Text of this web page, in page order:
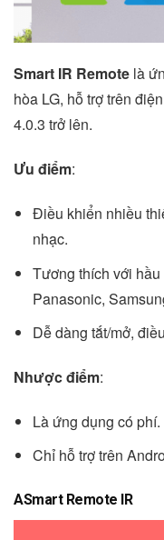
Smart IR Remote là
hòa LG, hỗ trợ trên
4.0.3 trở lên.
Ưu điểm:
Điều khiển nhiều
nhạc.
Tương thích với
Panasonic,
Dễ dàng tắt/mở,
Nhược điểm:
Là ứng dụng có phí.
Chỉ hỗ trợ trên
ASmart Remote IR